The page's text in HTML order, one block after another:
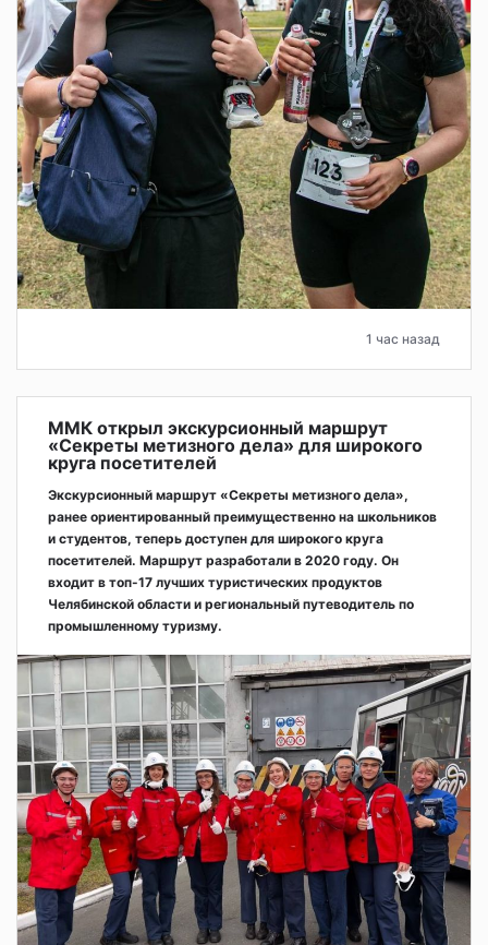
1 час назад
ММК открыл экскурсионный маршрут
«Секреты метизного дела» для широкого
круга посетителей
Экскурсионный маршрут «Секреты метизного дела»,
ранее ориентированный преимущественно на школьников
и студентов, теперь доступен для широкого круга
посетителей. Маршрут разработали в 2020 году. Он
входит в топ-17 лучших туристических продуктов
Челябинской области и региональный путеводитель по
промышленному туризму.